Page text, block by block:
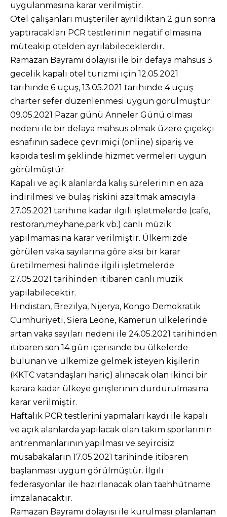
uygulanmasına karar verilmiştir.
Otel çalışanları müşteriler ayrıldıktan 2 gün sonra
yaptıracakları PCR testlerinin negatif olmasına
müteakip otelden ayrılabileceklerdir.
Ramazan Bayramı dolayısı ile bir defaya mahsus 3
gecelik kapalı otel turizmi için 12.05.2021
tarihinde 6 uçuş, 13.05.2021 tarihinde 4 uçuş
charter sefer düzenlenmesi uygun görülmüştür.
09.05.2021 Pazar günü Anneler Günü olması
nedeni ile bir defaya mahsus olmak üzere çiçekçi
esnafının sadece çevrimiçi (online) sipariş ve
kapıda teslim şeklinde hizmet vermeleri uygun
görülmüştür.
Kapalı ve açık alanlarda kalış sürelerinin en aza
indirilmesi ve bulaş riskini azaltmak amacıyla
27.05.2021 tarihine kadar ilgili işletmelerde (cafe,
restoran,meyhane,park vb.) canlı müzik
yapılmamasına karar verilmiştir. Ülkemizde
görülen vaka sayılarına göre aksi bir karar
üretilmemesi halinde ilgili işletmelerde
27.05.2021 tarihinden itibaren canlı müzik
yapılabilecektir.
Hindistan, Brezilya, Nijerya, Kongo Demokratik
Cumhuriyeti, Siera Leone, Kamerun ülkelerinde
artan vaka sayıları nedeni ile 24.05.2021 tarihinden
itibaren son 14 gün içerisinde bu ülkelerde
bulunan ve ülkemize gelmek isteyen kişilerin
(KKTC vatandaşları hariç) alınacak olan ikinci bir
karara kadar ülkeye girişlerinin durdurulmasına
karar verilmiştir.
Haftalık PCR testlerini yapmaları kaydı ile kapalı
ve açık alanlarda yapılacak olan takım sporlarının
antrenmanlarının yapılması ve seyircisiz
müsabakaların 17.05.2021 tarihinde itibaren
başlanması uygun görülmüştür. İlgili
federasyonlar ile hazırlanacak olan taahhütname
imzalanacaktır.
Ramazan Bayramı dolayısı ile kurulması planlanan